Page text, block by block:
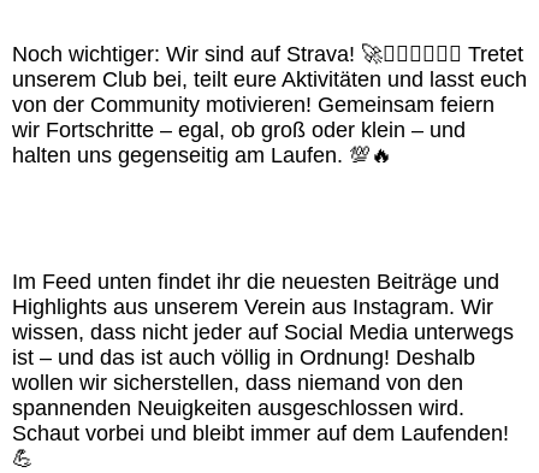
Noch wichtiger: Wir sind auf Strava! 🚀🏊‍♂️🚴‍♀️🏃‍♂️ Tretet
unserem Club bei, teilt eure Aktivitäten und lasst euch
von der Community motivieren! Gemeinsam feiern
wir Fortschritte – egal, ob groß oder klein – und
halten uns gegenseitig am Laufen. 💯🔥
Im Feed unten findet ihr die neuesten Beiträge und
Highlights aus unserem Verein aus Instagram. Wir
wissen, dass nicht jeder auf Social Media unterwegs
ist – und das ist auch völlig in Ordnung! Deshalb
wollen wir sicherstellen, dass niemand von den
spannenden Neuigkeiten ausgeschlossen wird.
Schaut vorbei und bleibt immer auf dem Laufenden!
💪